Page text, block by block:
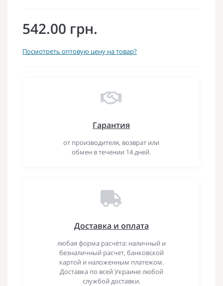
542.00 грн.
Посмотреть оптовую цену на товар?
Гарантия
от производителя, возврат или
обмен в течении 14 дней.
Доставка и оплата
любая форма расчёта: наличный и
безналичный расчет, банковской
картой и наложенным платежом.
Доставка по всей Украине любой
службой доставки.